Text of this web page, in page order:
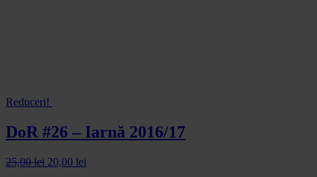
Reduceri!
DoR #26 – Iarnă 2016/17
25,00lei 20,00 lei